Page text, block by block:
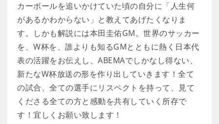
カーボールを追いかけていた頃の自分に「人生何
があるかわからない」と教えてあげたくなりま
す。しかも解説には本田圭佑GM。世界のサッカー
を、W杯を、誰よりも知るGMとともに熱く日本代
表の活躍をお伝えし、ABEMAでしかなし得ない、
新たなW杯放送の形を作り出していきます！全て
の試合、全ての選手にリスペクトを持って、見て
くださる全ての方と感動を共有していく所存で
す！宜しくお願い致します！